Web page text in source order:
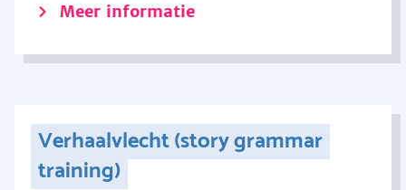
Meer informatie
Verhaalvlecht (story grammar
training)